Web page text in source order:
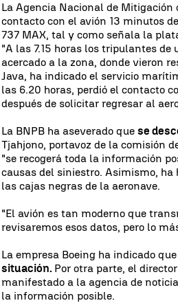
La Agencia Nacional de Mitigación
contacto con el avión 13 minutos
737 MAX, tal y como señala la
"A las 7.15 horas los tripulantes
acercado a la zona, donde vieron
Java, ha indicado el servicio
las 6.20 horas, perdió el contacto
después de solicitar regresar al
La BNPB ha aseverado quese
Tjahjono, portavoz de la comisión
"se recogerá toda la información
causas del siniestro. Asimismo,
las cajas negras de la aeronave.
"El avión es tan moderno que
revisaremos esos datos, pero lo
La empresa Boeing ha indicado
situación. Por otra parte, el
manifestado a la agencia de
la información posible.